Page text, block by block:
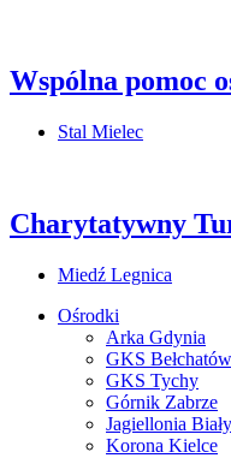
Wspólna pomoc
Stal Mielec
Charytatywny
Miedź Legnica
Ośrodki
Arka Gdynia
GKS Bełchatów
GKS Tychy
Górnik Zabrze
Jagiellonia
Korona Kielce